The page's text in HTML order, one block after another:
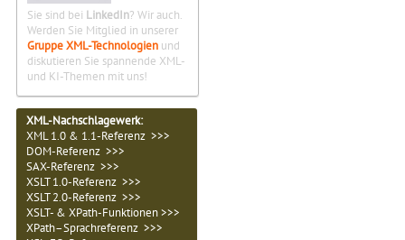
Sie sind bei LinkedIn? Wir auch.
Werden Sie Mitglied in unserer
Gruppe XML-Technologien und
diskutieren Sie spannende XML-
und KI-Themen mit uns!
XML-Nachschlagewerk:
XML 1.0 & 1.1-Referenz >>>
DOM-Referenz >>>
SAX-Referenz >>>
XSLT 1.0-Referenz >>>
XSLT 2.0-Referenz >>>
XSLT- & XPath-Funktionen >>>
XPath–Sprachreferenz >>>